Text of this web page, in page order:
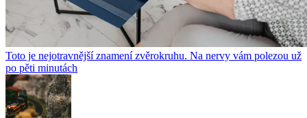
Toto je nejotravnější znamení zvěrokruhu. Na nervy vám polezou už
po pěti minutách